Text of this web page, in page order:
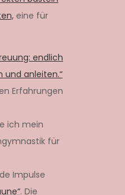
eine für
endlich
und anleiten.“
Erfahrungen
ich mein
für
Impulse
. Die